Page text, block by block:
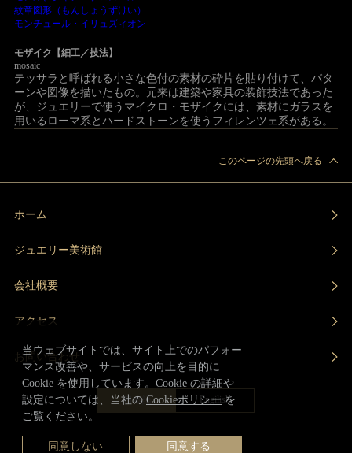
紋章図形（もんしょうずけい）
モンチュール・イリュズィオン
モザイク【細工／技法】
mosaic
テッサラと呼ばれる小さな色付の素材の砕片を貼り付けて、パタ
ーンや図像を描いたもの。元来は建築や家具の装飾技法であった
が、ジュエリーで使うマイクロ・モザイクには、素材にガラスを
用いるローマ系とハードストーンを使うフィレンツェ系がある。
このページの先頭へ戻る
ホーム
ジュエリー美術館
会社概要
アクセス
お問い合わせ
日本語 Engilish
当ウェブサイトでは、サイト上でのパフォー
マンス改善や、サービスの向上を目的に
Cookie を使用しています。Cookie の詳細や
設定については、当社の Cookieポリシーを
ご覧ください。
同意しない 同意する